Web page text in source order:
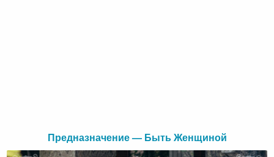
Предназначение — Быть Женщиной